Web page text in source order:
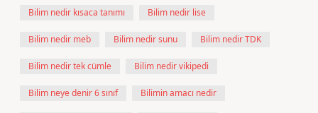
Bilim nedir kısaca tanımı Bilim nedir lise
Bilim nedir meb Bilim nedir sunu Bilim nedir TDK
Bilim nedir tek cümle Bilim nedir vikipedi
Bilim neye denir 6 sınıf Bilimin amacı nedir